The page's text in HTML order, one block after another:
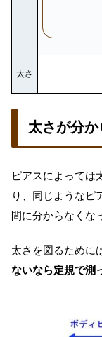
太さ
太さが分
ピアスによっては
り、同じようなピ
間に分からなくな
太さを図るために
ないなら定規で測